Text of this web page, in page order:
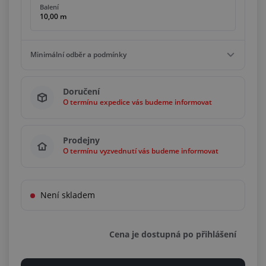
Balení
10,00 m
Minimální odběr a podmínky
10,00 m
Násobky 10,00 m
Doručení
O termínu expedice vás budeme informovat
Prodejny
O termínu vyzvednutí vás budeme informovat
Není skladem
Cena je dostupná po přihlášení